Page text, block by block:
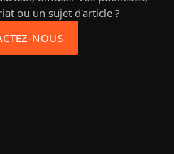
ou un sujet d'article ?
NOUS